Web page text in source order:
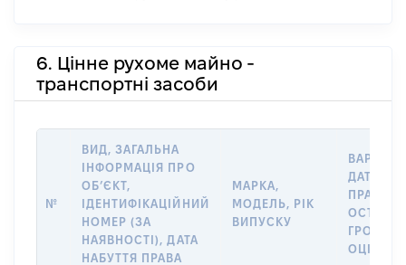
6. Цінне рухоме майно -
транспортні засоби
№
ВИД, ЗАГАЛЬНА
ІНФОРМАЦІЯ ПРО
ОБʼЄКТ,
ІДЕНТИФІКАЦІЙНИЙ
НОМЕР (ЗА
НАЯВНОСТІ), ДАТА
НАБУТТЯ ПРАВА
МАРКА,
МОДЕЛЬ, РІК
ВИПУСКУ
ДАТУ
ПРАВА